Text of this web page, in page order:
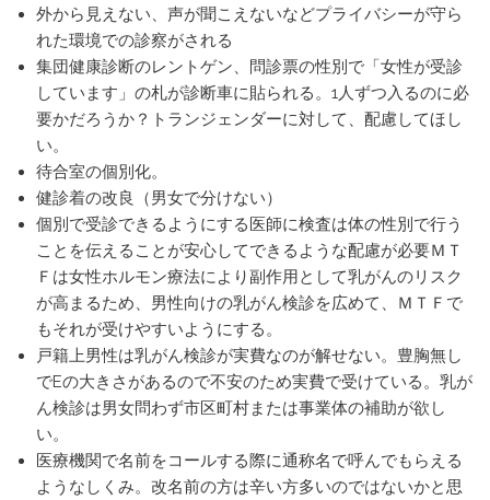
外から見えない、声が聞こえないなどプライバシーが守ら
れた環境での診察がされる
集団健康診断のレントゲン、問診票の性別で「女性が受診
しています」の札が診断車に貼られる。1人ずつ入るのに必
要かだろうか？トランジェンダーに対して、配慮してほし
い。
待合室の個別化。
健診着の改良（男女で分けない）
個別で受診できるようにする医師に検査は体の性別で行う
ことを伝えることが安心してできるような配慮が必要ＭＴ
Ｆは女性ホルモン療法により副作用として乳がんのリスク
が高まるため、男性向けの乳がん検診を広めて、ＭＴＦで
もそれが受けやすいようにする。
戸籍上男性は乳がん検診が実費なのが解せない。豊胸無し
でEの大きさがあるので不安のため実費で受けている。乳が
ん検診は男女問わず市区町村または事業体の補助が欲し
い。
医療機関で名前をコールする際に通称名で呼んでもらえる
ようなしくみ。改名前の方は辛い方多いのではないかと思